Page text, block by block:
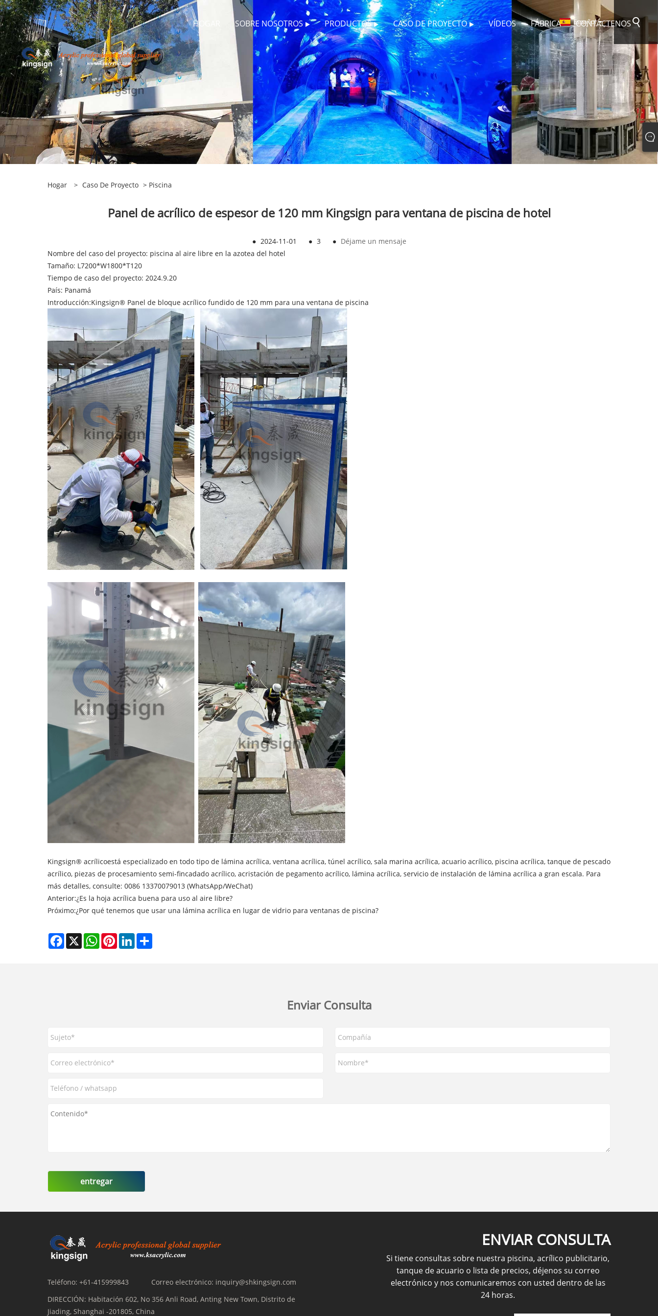
HOGAR SOBRE NOSOTROS PRODUCTOS CASO DE PROYECTO VÍDEOS FÁBRICA CONTÁCTENOS
Español
Hogar > Caso De Proyecto > Piscina
Panel de acrílico de espesor de 120 mm Kingsign para ventana de piscina de hotel
● 2024-11-01 ● 3 ● Déjame un mensaje
Nombre del caso del proyecto: piscina al aire libre en la azotea del hotel
Tamaño: L7200*W1800*T120
Tiempo de caso del proyecto: 2024.9.20
País: Panamá
Introducción:Kingsign® Panel de bloque acrílico fundido de 120 mm para una ventana de piscina
Kingsign® acrílicoestá especializado en todo tipo de lámina acrílica, ventana acrílica, túnel acrílico, sala marina acrílica, acuario acrílico, piscina acrílica, tanque de pescado
acrílico, piezas de procesamiento semi-fincadado acrílico, acristación de pegamento acrílico, lámina acrílica, servicio de instalación de lámina acrílica a gran escala. Para
más detalles, consulte: 0086 13370079013 (WhatsApp/WeChat)
Anterior:¿Es la hoja acrílica buena para uso al aire libre?
Próximo:¿Por qué tenemos que usar una lámina acrílica en lugar de vidrio para ventanas de piscina?
Facebook
X WhatsAppPinterestLinkedIn
Enviar Consulta
entregar
Teléfono: +61-415999843 Correo electrónico: inquiry@shkingsign.com
DIRECCIÓN: Habitación 602, No 356 Anli Road, Anting New Town, Distrito de
Jiading, Shanghai -201805, China
ENVIAR CONSULTA
Si tiene consultas sobre nuestra piscina, acrílico publicitario,
tanque de acuario o lista de precios, déjenos su correo
electrónico y nos comunicaremos con usted dentro de las
24 horas.